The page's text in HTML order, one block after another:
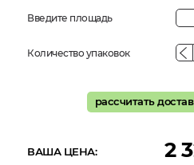
Введите площадь
Количество упаковок
рассчитать
ВАША ЦЕНА: 2